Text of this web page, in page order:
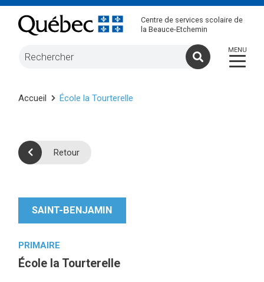
Centre de services scolaire de
la Beauce-Etchemin
Accueil École la Tourterelle
Retour
SAINT-BENJAMIN
PRIMAIRE
École la Tourterelle